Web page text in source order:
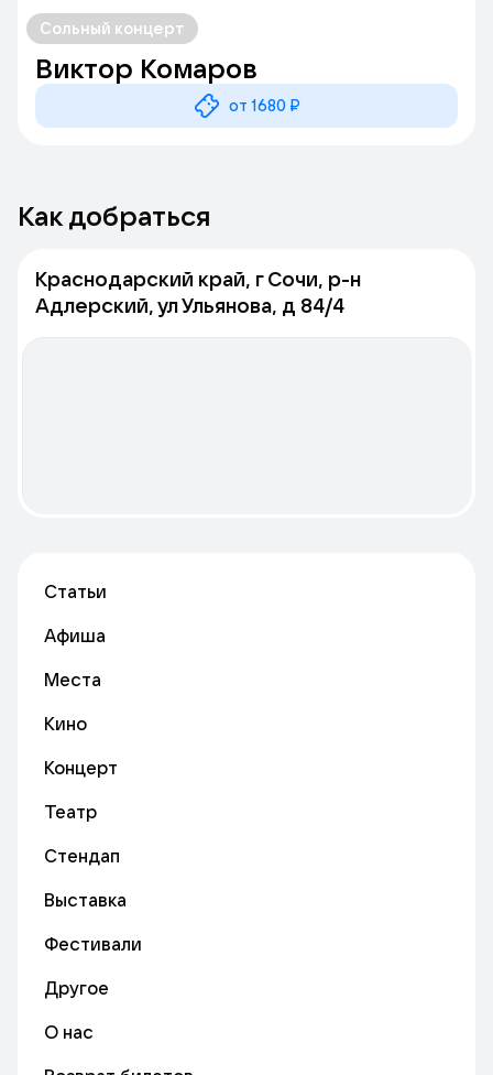
Сольный концерт
Виктор Комаров
от 1680 ₽
Как добраться
Краснодарский край, г Сочи, р-н
Адлерский, ул Ульянова, д 84/4
Статьи
Афиша
Места
Кино
Концерт
Театр
Стендап
Выставка
Фестивали
Другое
О нас